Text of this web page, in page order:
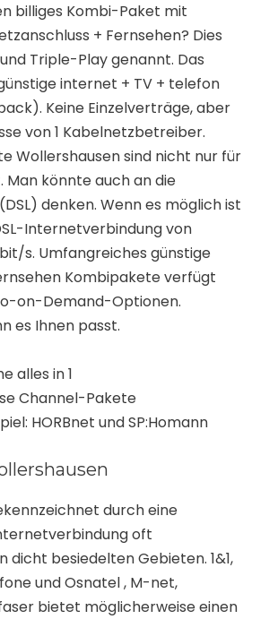
billiges Kombi-Paket mit
+ Fernsehen? Dies
Triple-Play genannt. Das
internet + TV + telefon
Keine Einzelverträge, aber
von 1 Kabelnetzbetreiber.
Wollershausen sind nicht nur für
Man könnte auch an die
denken. Wenn es möglich ist
Internetverbindung von
s. Umfangreiches günstige
Kombipakete verfügt
on-Demand-Optionen.
es Ihnen passt.
alles in 1
Channel-Pakete
HORBnet und SP:Homann
durch eine
oft
dicht besiedelten Gebieten. 1&1,
und Osnatel , M-net,
bietet möglicherweise einen